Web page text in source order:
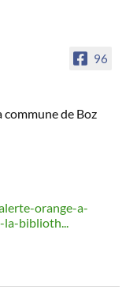
96
commune de Boz
orange-a-
biblioth...